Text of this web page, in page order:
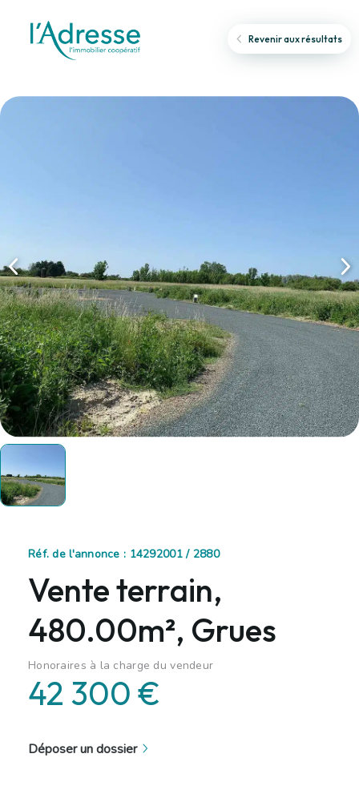
Revenir aux résultats
Réf. de l'annonce : 14292001 / 2880
Vente terrain,
480.00m², Grues
Honoraires à la charge du vendeur
42 300 €
Déposer un dossier